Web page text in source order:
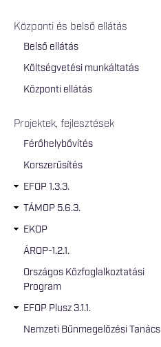
Központi és belső ellátás
Belső ellátás
Költségvetési munkáltatás
Központi ellátás
Projektek, fejlesztések
Férőhelybővítés
Korszerűsítés
EFOP 1.3.3.
TÁMOP 5.6.3.
EKOP
ÁROP-1.2.1.
Országos Közfoglalkoztatási
Program
EFOP Plusz 3.1.1.
Nemzeti Bűnmegelőzési Tanács